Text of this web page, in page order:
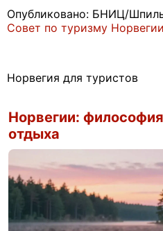
Опубликовано: БНИЦ/
Совет по туризму Норвегии
Норвегия для туристов
Норвегии:
отдыха